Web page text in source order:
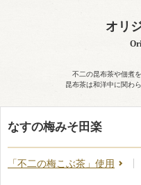
オリ
不二の昆布茶や佃煮
昆布茶は和洋中に関わ
なすの梅みそ田楽
「不二の梅こぶ茶」使用